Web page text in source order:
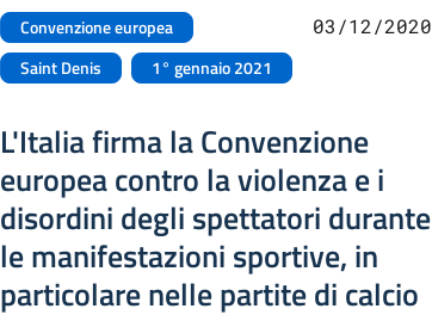
Convenzione europea
Saint Denis
1° gennaio 2021
03/12/2020
L'Italia firma la Convenzione
europea contro la violenza e i
disordini degli spettatori durante
le manifestazioni sportive, in
particolare nelle partite di calcio